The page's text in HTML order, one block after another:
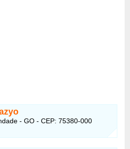
- GO - CEP: 75380-000